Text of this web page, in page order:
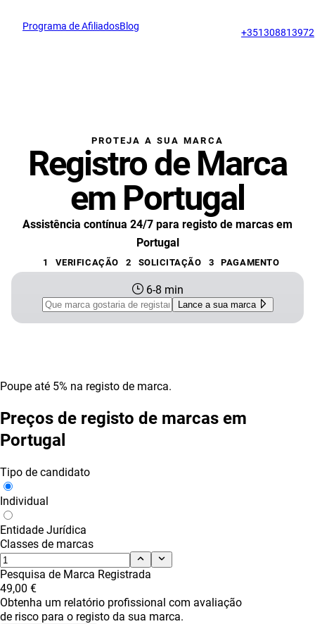
Programa de AfiliadosBlog
+351308813972
PROTEJA A SUA MARCA
Registro de Marca
em Portugal
Assistência contínua 24/7 para registo de marcas em
Portugal
1 VERIFICAÇÃO 2 SOLICITAÇÃO 3 PAGAMENTO
6-8 min
Lance a sua marca
Poupe até 5% na registo de marca.
Preços de registo de marcas em
Portugal
Tipo de candidato
Individual
Entidade Jurídica
Classes de marcas
Pesquisa de Marca Registrada
49,00 €
Obtenha um relatório profissional com avaliação
de risco para o registo da sua marca.